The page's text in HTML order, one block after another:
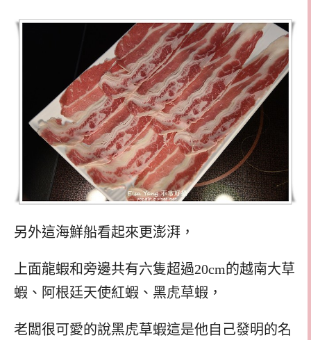
另外這海鮮船看起來更澎湃，
上面龍蝦和旁邊共有六隻超過20cm的越南大草
蝦、阿根廷天使紅蝦、黑虎草蝦，
老闆很可愛的說黑虎草蝦這是他自己發明的名